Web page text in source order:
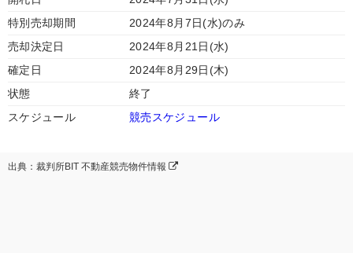
特別売却期間
2024年8月7日(水)のみ
売却決定日
2024年8月21日(水)
確定日
2024年8月29日(木)
状態
終了
スケジュール
競売スケジュール
出典：裁判所BIT 不動産競売物件情報